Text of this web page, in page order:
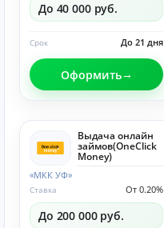
До 40 000 руб.
До 21 дня
Срок
Оформить
Выдача онлайн
займов(OneClick
Money)
«МКК УФ»
От 0.20%
Ставка
До 200 000 руб.